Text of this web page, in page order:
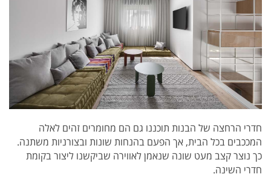
חדרי הרחצה של הבנות תוכננו גם הם מחומרים זהים לאלה
המככבים בכל הבית, אך הפעם בהנחות שונות ובצורניות משתנה.
כך נוצר קצב מעט שונה שנאמן לאווירה שביקשנו ליצור בקומת
חדרי השינה.